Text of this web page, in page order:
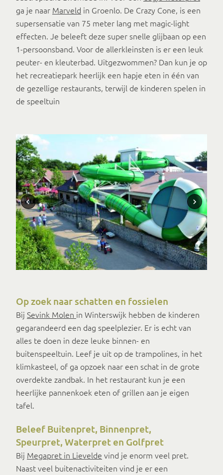
ga je naar Marveld in Groenlo. De Crazy Cone, is een
supersensatie van 75 meter lang met magic-light
effecten. Je beleeft deze super snelle glijbaan op een
1-persoonsband. Voor de allerkleinsten is er een leuk
peuter- en kleuterbad. Uitgezwommen? Dan kun je op
het recreatiepark heerlijk een hapje eten in één van
de gezellige restaurants, terwijl de kinderen spelen in
de speeltuin
Op zoek naar schatten en fossielen
Bij Sevink Molen in Winterswijk hebben de kinderen
gegarandeerd een dag speelplezier. Er is echt van
alles te doen in deze leuke binnen- en
buitenspeeltuin. Leef je uit op de trampolines, in het
klimkasteel, of ga opzoek naar een schat in de grote
overdekte zandbak. In het restaurant kun je een
heerlijke pannenkoek eten of grillen aan je eigen
tafel.
Beleef Buitenpret, Binnenpret,
Speurpret, Waterpret en Golfpret
Bij Megapret in Lievelde vind je enorm veel pret.
Naast veel buitenactiviteiten vind je er een